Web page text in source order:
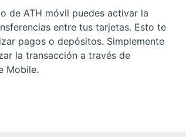
de ATH móvil puedes activar la
entre tus tarjetas. Esto te
pagos o depósitos. Simplemente
la transacción a través de
Mobile.